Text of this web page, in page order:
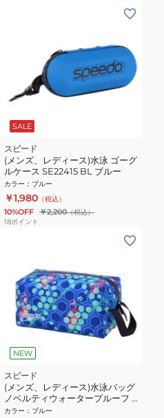
SALE
スピード
(メンズ、レディース)水泳 ゴーグ
ルケース SE22415 BL ブルー
カラー ： ブルー
￥1,980 （税込）
10%OFF ￥2,200（税込）
18ポイント
NEW
スピード
(メンズ、レディース)水泳バッグ
ノベルティウォータープルーフ S
サイズ SE22605 BL
カラー ： ブルー